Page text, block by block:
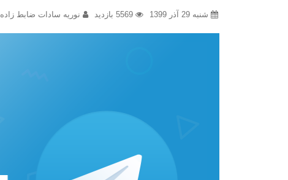
شنبه 29 آذر 1399 نوریه سادات ضابط زاده